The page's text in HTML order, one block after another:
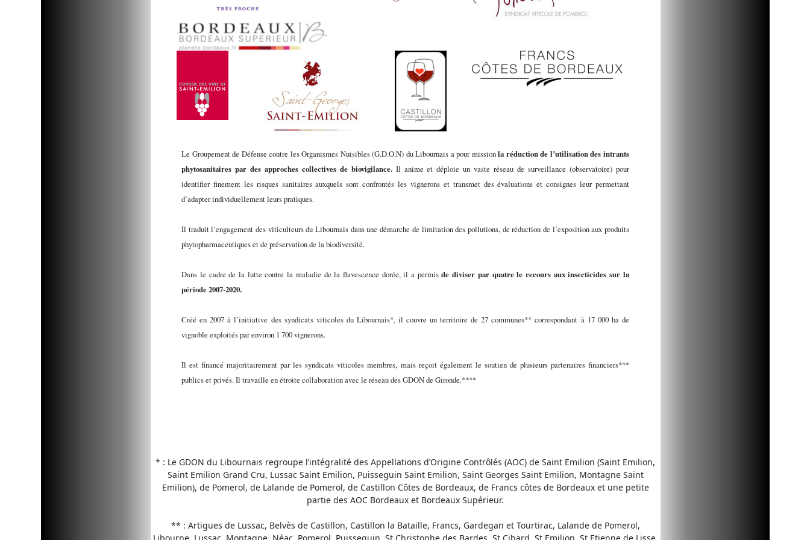
Le Groupement de Défense contre les Organismes Nuisibles (G.D.O.N) du Libournais a pour missionla réduction de l’utilisation des intrants
phytosanitaires par des approches collectives de biovigilance.Il anime et déploie un vaste réseau de surveillance (observatoire) pour
identifier finement les risques sanitaires auxquels sont confrontés les vignerons et transmet des évaluations et consignes leur permettant
d’adapter individuellement leurs pratiques.
Il traduit l’engagement des viticulteurs du Libournais dans une démarche de limitation des pollutions, de réduction de l’exposition aux produits
phytopharmaceutiques et de préservation de la biodiversité.
Dans le cadre de la lutte contre la maladie de la flavescence dorée, il a permisde diviser par quatre le recours aux insecticides sur la
période 2007-2020.
Créé en 2007 à l’initiative des syndicats viticoles du Libournais*, il couvre un territoire de 27 communes** correspondant à 17 000 ha de
vignoble exploités par environ 1 700 vignerons.
Il est financé majoritairement par les syndicats viticoles membres, mais reçoit également le soutien de plusieurs partenaires financiers***
publics et privés. Il travaille en étroite collaboration avec le réseau des GDON de Gironde.****
* : Le GDON du Libournais regroupe l’intégralité des Appellations d’Origine Contrôlés (AOC) de Saint Emilion (Saint Emilion,
Saint Emilion Grand Cru, Lussac Saint Emilion, Puisseguin Saint Emilion, Saint Georges Saint Emilion, Montagne Saint
Emilion), de Pomerol, de Lalande de Pomerol, de Castillon Côtes de Bordeaux, de Francs côtes de Bordeaux et une petite
partie des AOC Bordeaux et Bordeaux Supérieur.
** : Artigues de Lussac, Belvès de Castillon, Castillon la Bataille, Francs, Gardegan et Tourtirac, Lalande de Pomerol,